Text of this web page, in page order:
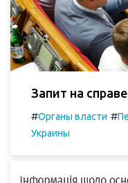
Запит на
#Органы власти #
Украины